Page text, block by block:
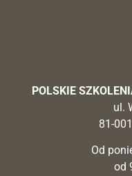
POLSKIE
ul.
81-
Od
od